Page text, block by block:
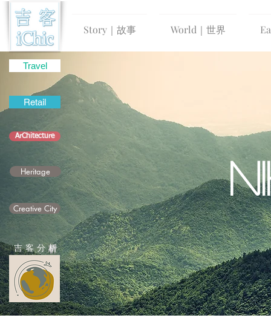
Story｜故事 World｜世界
吉 客 分析
Travel
ArChitecture
Retail
Heritage
Creative City